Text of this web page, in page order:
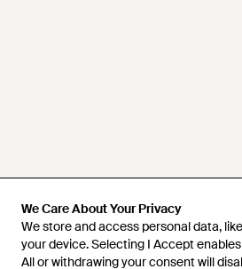
We Care About Your Privacy
We store and access personal data,
your device. Selecting I Accept
All or withdrawing your consent will